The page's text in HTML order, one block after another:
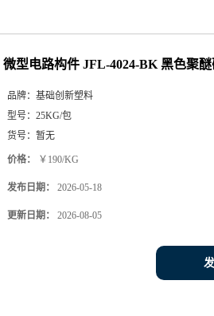
微型电路构件 JFL-4024-BK 黑色聚醚
品牌： 基础创新塑料
型号： 25KG/包
货号： 暂无
价格： ￥190/KG
发布日期： 2026-05-18
更新日期： 2026-08-05